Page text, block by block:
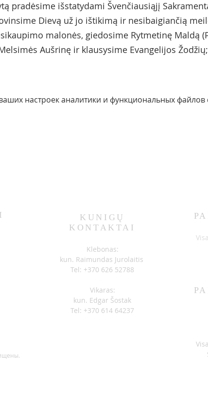
pradėsime išstatydami Švenčiausiąjį
Dievą už jo ištikimą ir nesibaigiančią
malonės, giedosime Rytmetinę Maldą
Aušrinę ir klausysime Evangelijos Žodžių;
настроек аналитики и функциональных файлов
KUNIGŲ
KONTAKTAI
Klebonas:
kun. Raimundas Jurolaitis
Tel: +370 626 52788
Vikaras:
kun. Edgar Šostak
Tel: +370 614 64237